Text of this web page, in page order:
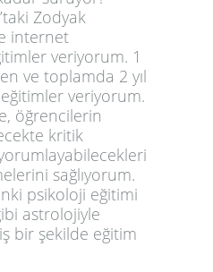
Zodyak
internet
veriyorum. 1
ve toplamda 2 yıl
veriyorum.
öğrencilerin
kritik
sağlıyorum.
psikoloji eğitimi
astrolojiyle
bir şekilde eğitim